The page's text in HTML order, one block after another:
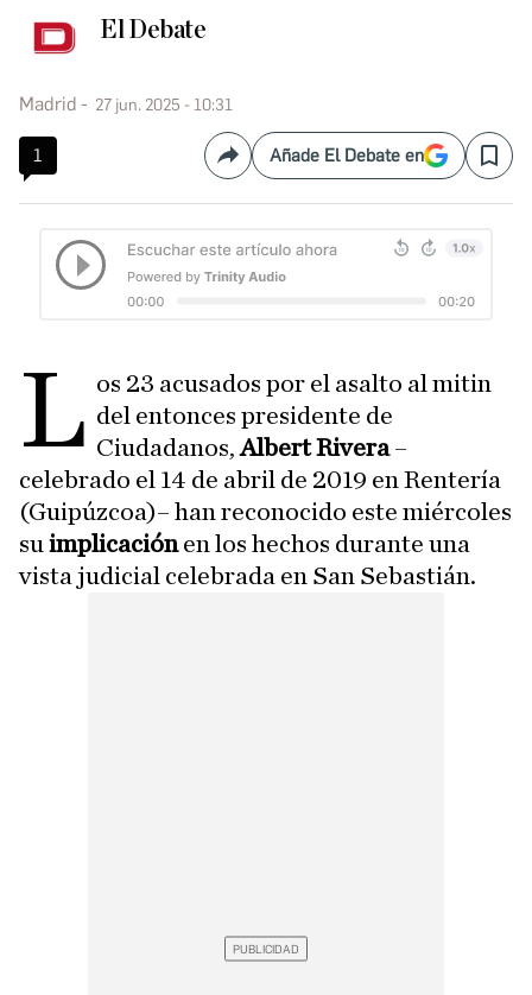
El Debate
Madrid 27 jun. 2025 - 10:31
1 CompartirAñade El Debate en Save
L os 23 acusados por el asalto al mitin
del entonces presidente de
Ciudadanos,Albert Rivera–
celebrado el 14 de abril de 2019 en Rentería
(Guipúzcoa)– han reconocido este miércoles
su implicaciónen los hechos durante una
vista judicial celebrada en San Sebastián.